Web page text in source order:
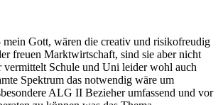
mein Gott, wären die creativ und risikofreudig
freuen Marktwirtschaft, sind sie aber nicht
vermittelt Schule und Uni leider wohl auch
Spektrum das notwendig wäre um
ALG II Bezieher umfassend und vor